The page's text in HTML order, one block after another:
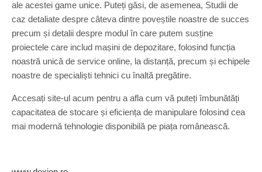
ale acestei game unice. Puteți găsi, de asemenea, Studii de
caz detaliate despre câteva dintre poveștile noastre de succes
precum și detalii despre modul în care putem susține
proiectele care includ mașini de depozitare, folosind funcția
noastră unică de service online, la distanță, precum și echipele
noastre de specialiști tehnici cu înaltă pregătire.
Accesați site-ul acum pentru a afla cum vă puteți îmbunătăți
capacitatea de stocare și eficiența de manipulare folosind cea
mai modernă tehnologie disponibilă pe piața românească.